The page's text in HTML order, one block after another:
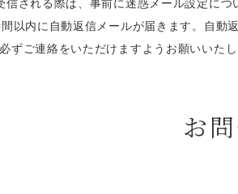
信される際は、事前に迷惑メール設定につ
以内に自動返信メールが届きます。自動
ずご連絡をいただけますようお願いいたし
お